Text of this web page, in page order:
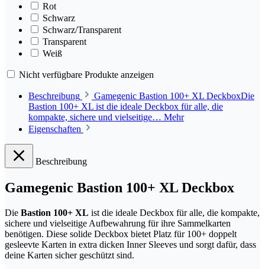
Rot
Schwarz
Schwarz/Transparent
Transparent
Weiß
Nicht verfügbare Produkte anzeigen
Beschreibung
Gamegenic Bastion 100+ XL DeckboxDie
Bastion 100+ XL ist die ideale Deckbox für alle, die
kompakte, sichere und vielseitige… Mehr
Eigenschaften
Beschreibung
Gamegenic Bastion 100+ XL Deckbox
Die Bastion 100+ XL ist die ideale Deckbox für alle, die kompakte,
sichere und vielseitige Aufbewahrung für ihre Sammelkarten
benötigen. Diese solide Deckbox bietet Platz für 100+ doppelt
gesleevte Karten in extra dicken Inner Sleeves und sorgt dafür, dass
deine Karten sicher geschützt sind.